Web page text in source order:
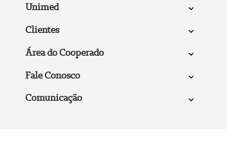
Unimed
Clientes
Área do Cooperado
Fale Conosco
Comunicação